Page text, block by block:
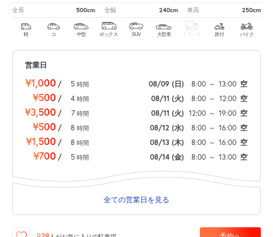
全長 500cm 全幅 240cm 車高 250cm
軽 コ 中型 ボックス SUV 大型車 トラック 原付 バイク
営業日
¥1,000 / 5 時間 08/09 (日) 8:00 ～ 13:00 空
¥500 / 4 時間 08/11 (火) 8:00 ～ 12:00 空
¥3,500 / 7 時間 08/11 (火) 12:00 ～ 19:00 空
¥500 / 8 時間 08/12 (水) 8:00 ～ 16:00 空
¥1,500 / 8 時間 08/13 (木) 8:00 ～ 16:00 空
¥700 / 5 時間 08/14 (金) 8:00 ～ 13:00 空
全ての営業日を見る